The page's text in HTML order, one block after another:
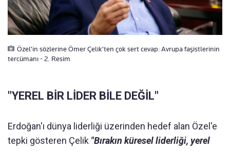
Özel'in sözlerine Ömer Çelik'ten çok sert cevap: Avrupa faşistlerinin
tercümanı - 2. Resim
"YEREL BİR LİDER BİLE DEĞİL"
Erdoğan'ı dünya liderliği üzerinden hedef alan Özel'e
tepki gösteren Çelik "Bırakın küresel liderliği, yerel